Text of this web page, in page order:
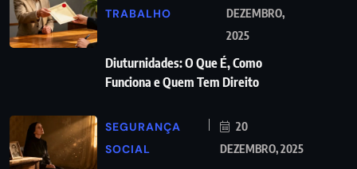
TRABALHO
DEZEMBRO,
2025
Diuturnidades: O Que É, Como
Funciona e Quem Tem Direito
SEGURANÇA
SOCIAL
20
DEZEMBRO, 2025